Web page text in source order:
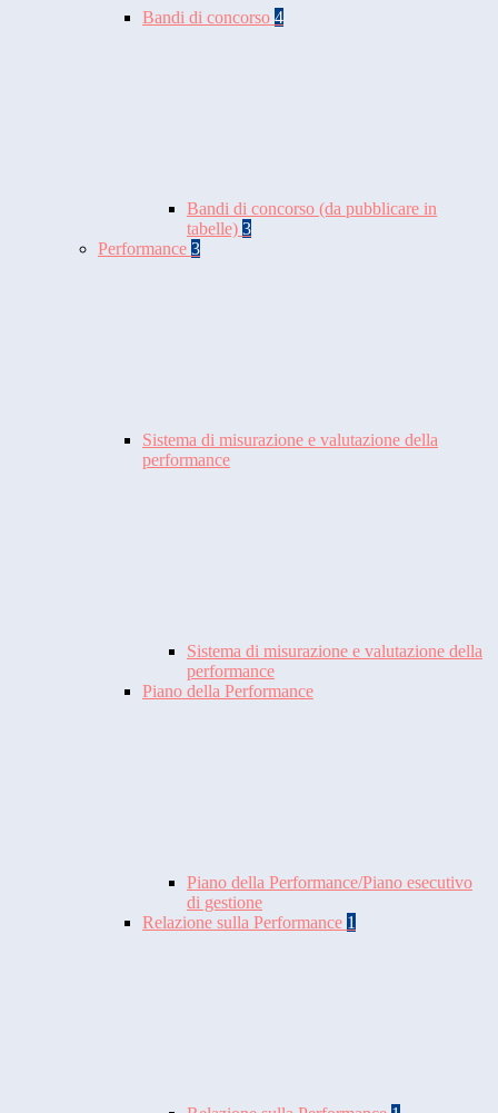
Bandi di concorso 4
Bandi di concorso (da pubblicare in
tabelle) 3
Performance 3
Sistema di misurazione e valutazione della
performance
Sistema di misurazione e valutazione della
performance
Piano della Performance
Piano della Performance/Piano esecutivo
di gestione
Relazione sulla Performance 1